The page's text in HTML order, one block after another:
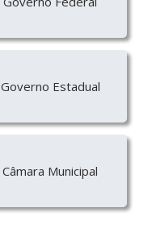
Governo Estadual
Câmara Municipal